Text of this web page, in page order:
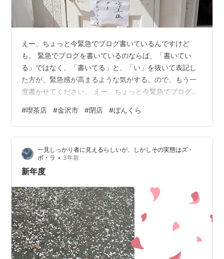
えー、ちょっと今緊急でブログ書いているんですけど
も。 緊急でブログを書いているのならば、「書いてい
る」ではなく、「書いてる」と、「い」を抜いて表記し
た方が、緊急感が高まるような気がする。ので、もう一
度書かせてください。 えー、ちょっと今緊急でブログ書
いう映画の宣伝でテレビ出演していた周防正行監督。ア
ナウンサーが、 「今回の、『それでもボクはやっていな
い』ですが…」と切り出すと、 「ごめんなさい。タイト
ルは『それでもボクはやってない』なんですよ。文法的
には、やっていないだと思いますけど」 とキッパリ訂正
したことを覚えている。アナウンサーが、職業…
#喫茶店 #金沢市 #閉店 #ぼんくら
一見しっかり者に見えるらしいが、しかしその実態はズ・
ボ・ラ • 3年前
新年度